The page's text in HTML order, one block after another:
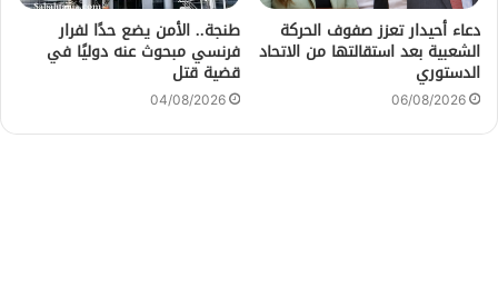
دعاء أحيدار تعزز صفوف الحركة
الشعبية بعد استقالتها من الاتحاد
الدستوري
06/08/2026
طنجة.. الأمن يضع حدًا لفرار
فرنسي مبحوث عنه دوليًا في
قضية قتل
04/08/2026